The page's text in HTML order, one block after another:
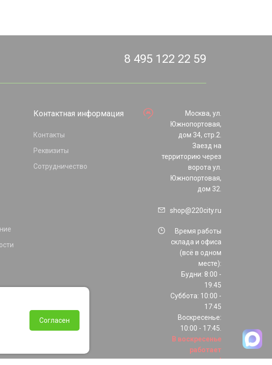
8 495 122 22 59
Контактная информация
Контакты
Реквизиты
Сотрудничество
Москва, ул.
Южнопортовая,
дом 34, стр.2.
Заезд на
территорию через
ворота ул.
Южнопортовая,
дом 32.
shop@220city.ru
Время работы
склада и офиса
(всё в одном
месте):
Будни: 8:00 -
19:45
Суббота: 10:00 -
17:45
Воскресенье:
10:00 - 17:45.
В воскресенье
работает
только шоурум!
Согласен